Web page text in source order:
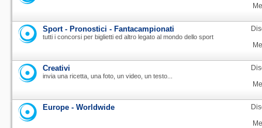
Sport - Pronostici - Fantacampionati
tutti i concorsi per biglietti ed altro legato al mondo dello sport
Creativi
invia una ricetta, una foto, un video, un testo...
Europe - Worldwide